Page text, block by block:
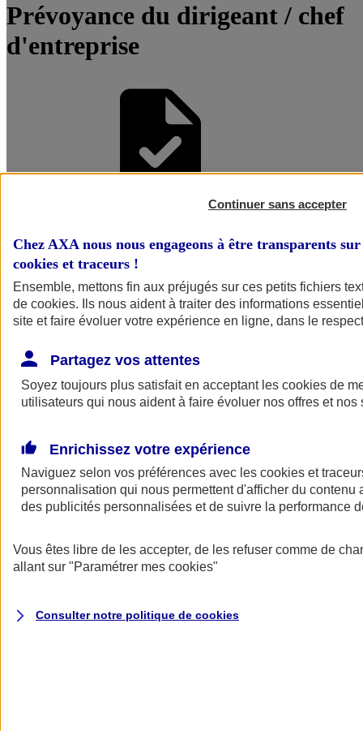
Prévoyance du dirigeant / chef
d'entreprise
Conseiller
Demander
un devis
dirigeants. Avec le contrat de Prévoyance AVIZEN PRO sur
mesure, vous garantissez votre tranquillité d'esprit dans le cadre de
votre activité et mettez à l’abri vos proches de potentielles difficultés
financières, en cas d'incapacité de travail, d'invalidité ou de décès.
Ce qui fait la différence
Continuer sans accepter
Chez AXA nous nous engageons à être transparents
cookies et traceurs !
Ensemble, mettons fin aux préjugés sur ces petits fichiers
de cookies. Ils nous aident à traiter des informations
site et faire évoluer votre expérience en ligne, dans le
Partagez vos attentes
Soyez toujours plus satisfait en acceptant les cookies de
utilisateurs qui nous aident à faire évoluer nos offres et nos
Enrichissez votre expérience
Naviguez selon vos préférences avec les cookies et
personnalisation qui nous permettent d'afficher du contenu
des publicités personnalisées et de suivre la performance
Vous êtes libre de les accepter, de les refuser comme de
allant sur "Paramétrer mes cookies"
Consulter notre politique de cookies